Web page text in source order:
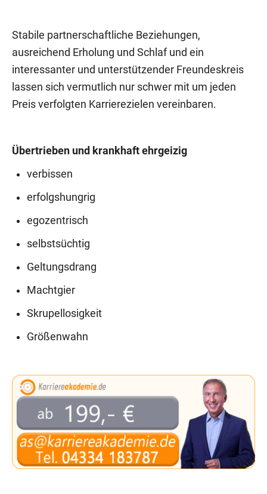
Stabile partnerschaftliche Beziehungen,
ausreichend Erholung und Schlaf und ein
interessanter und unterstützender Freundeskreis
lassen sich vermutlich nur schwer mit um jeden
Preis verfolgten Karrierezielen vereinbaren.
Übertrieben und krankhaft ehrgeizig
verbissen
erfolgshungrig
egozentrisch
selbstsüchtig
Geltungsdrang
Machtgier
Skrupellosigkeit
Größenwahn